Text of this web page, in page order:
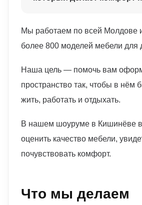
Мы работаем по всей Молдове
более 800 моделей мебели для
Наша цель — помочь вам
пространство так, чтобы в нём
жить, работать и отдыхать.
В нашем шоуруме в Кишинёве
оценить качество мебели,
почувствовать комфорт.
Что мы делаем